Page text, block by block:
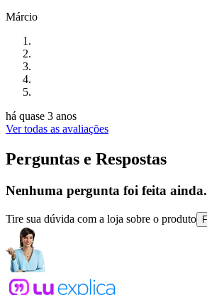
Márcio
há quase 3 anos
Ver todas as avaliações
Perguntas e Respostas
Nenhuma pergunta foi feita
Tire sua dúvida com a loja sobre o produto